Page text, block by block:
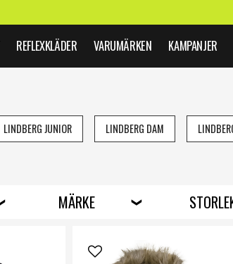
REFLEXKLÄDER VARUMÄRKEN KAMPANJER
LINDBERG JUNIOR LINDBERG DAM
MÄRKE